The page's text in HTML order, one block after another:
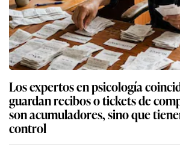
Los expertos en psicología
guardan recibos o tickets de
son acumuladores, sino que
control